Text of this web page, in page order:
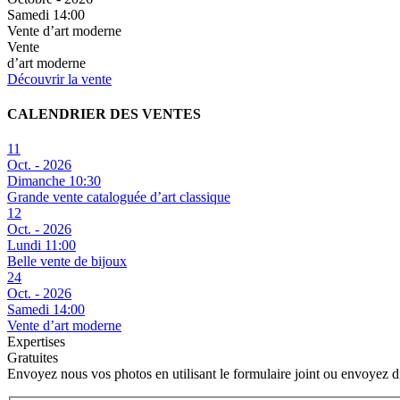
Samedi 14:00
Vente d’art moderne
Vente
d’art moderne
Découvrir la vente
CALENDRIER DES VENTES
11
Oct. - 2026
Dimanche 10:30
Grande vente cataloguée d’art classique
12
Oct. - 2026
Lundi 11:00
Belle vente de bijoux
24
Oct. - 2026
Samedi 14:00
Vente d’art moderne
Expertises
Gratuites
Envoyez nous vos photos en utilisant le formulaire joint ou envoyez